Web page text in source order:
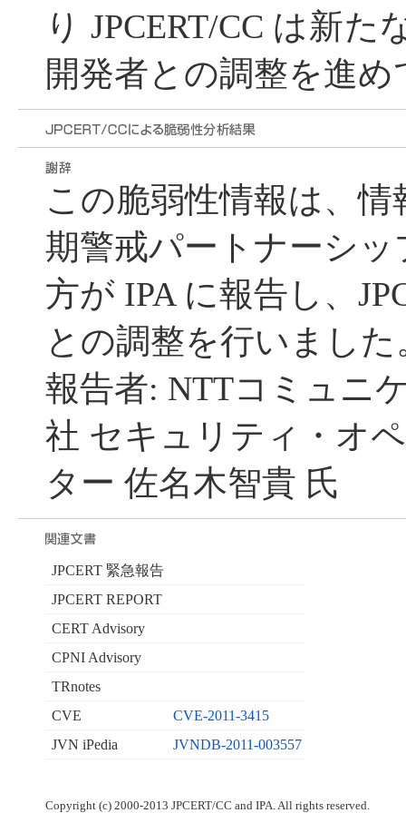
り JPCERT/CC は新
開発者との調整を進
この脆弱性情報は、
期警戒パートナーシ
方が IPA に報告し、
との調整を行いました
報告者: NTTコミュニ
社 セキュリティ・オ
ター 佐名木智貴 氏
JPCERT 緊急報告
JPCERT REPORT
CERT Advisory
CPNI Advisory
TRnotes
CVE
CVE-2011-3415
JVN iPedia
JVNDB-2011-003557
Copyright (c) 2000-2013 JPCERT/CC and IPA. All rights reserved.